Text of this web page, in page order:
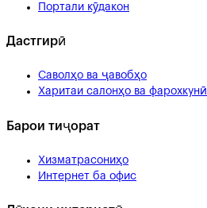
Портали кӯдакон
Дастгирӣ
Саволҳо ва ҷавобҳо
Харитаи салонҳо ва фарохкунӣ
Барои тиҷорат
Хизматрасониҳо
Интернет ба офис